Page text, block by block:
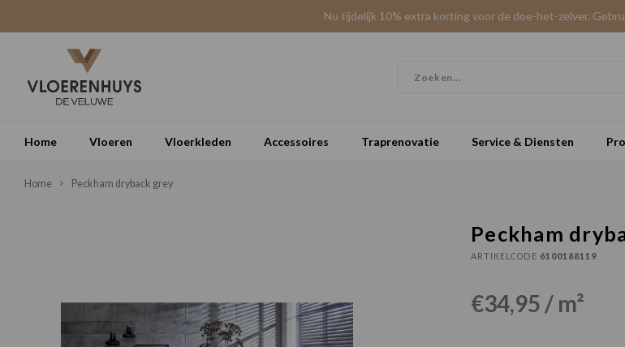
Nu tijdelijk 10% extra korting voor de doe-het-zelver.
Home Vloeren Vloerkleden Accessoires Traprenovatie Service & Diensten
Home Peckham dryback grey
Peckham
ARTIKELCODE 6100188119
€34,95 / m²